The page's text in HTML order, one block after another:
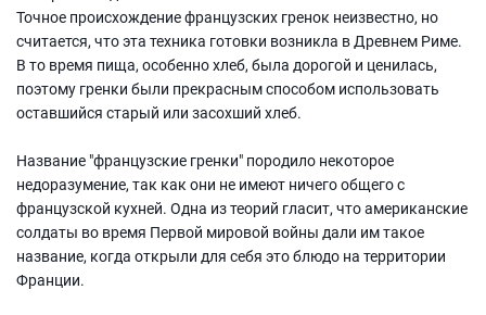
Точное происхождение французских гренок неизвестно, но
считается, что эта техника готовки возникла в Древнем Риме.
В то время пища, особенно хлеб, была дорогой и ценилась,
поэтому гренки были прекрасным способом использовать
оставшийся старый или засохший хлеб.
Название "французские гренки" породило некоторое
недоразумение, так как они не имеют ничего общего с
французской кухней. Одна из теорий гласит, что американские
солдаты во время Первой мировой войны дали им такое
название, когда открыли для себя это блюдо на территории
Франции.